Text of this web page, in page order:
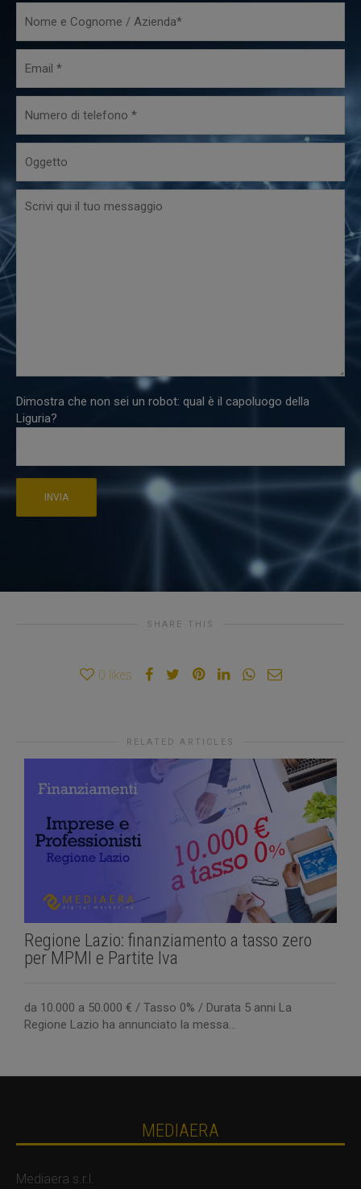
Dimostra che non sei un robot: qual è il capoluogo della
Liguria?
SHARE THIS
0 likes
RELATED ARTICLES
Regione Lazio: finanziamento a tasso zero
per MPMI e Partite Iva
da 10.000 a 50.000 € / Tasso 0% / Durata 5 anni La
Regione Lazio ha annunciato la messa...
MEDIAERA
Mediaera s.r.l.